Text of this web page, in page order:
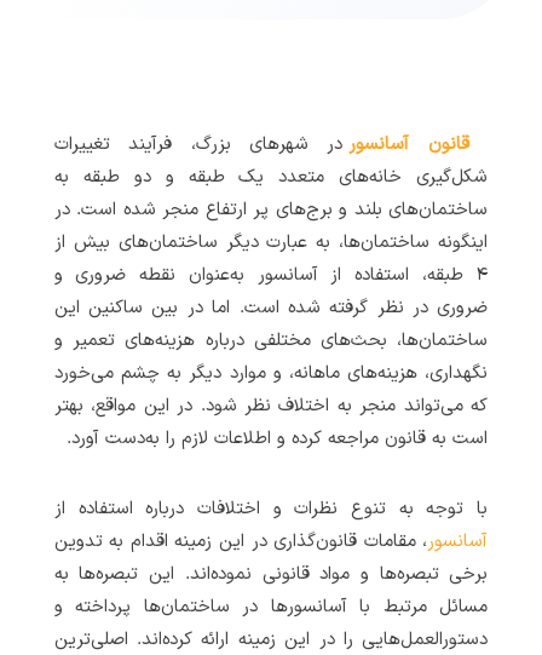
قانون آسانسوردر شهرهای بزرگ، فرآیند تغییرات
شکل‌گیری خانه‌های متعدد یک طبقه و دو طبقه به
ساختمان‌های بلند و برج‌های پر ارتفاع منجر شده است. در
اینگونه ساختمان‌ها، به عبارت دیگر ساختمان‌های بیش از
۴ طبقه، استفاده از آسانسور به‌عنوان نقطه ضروری و
ضروری در نظر گرفته شده است. اما در بین ساکنین این
ساختمان‌ها، بحث‌های مختلفی درباره هزینه‌های تعمیر و
نگهداری، هزینه‌های ماهانه، و موارد دیگر به چشم می‌خورد
که می‌تواند منجر به اختلاف نظر شود. در این مواقع، بهتر
است به قانون مراجعه کرده و اطلاعات لازم را به‌دست آورد.
با توجه به تنوع نظرات و اختلافات درباره استفاده از
آسانسور، مقامات قانون‌گذاری در این زمینه اقدام به تدوین
برخی تبصره‌ها و مواد قانونی نموده‌اند. این تبصره‌ها به
مسائل مرتبط با آسانسورها در ساختمان‌ها پرداخته و
دستورالعمل‌هایی را در این زمینه ارائه کرده‌اند. اصلی‌ترین